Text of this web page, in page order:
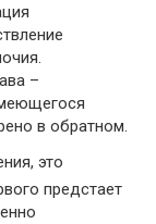
–
в обратном.
это
предстает